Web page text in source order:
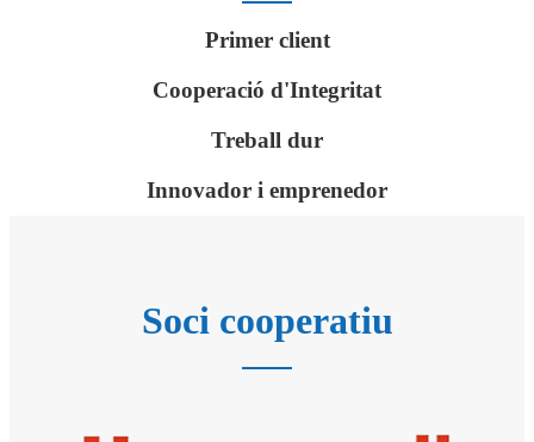
Primer client
Cooperació d'Integritat
Treball dur
Innovador i emprenedor
Soci cooperatiu